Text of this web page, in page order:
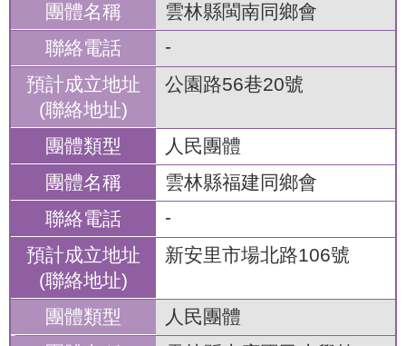
雲林縣閩南同鄉會
-
公園路56巷20號
人民團體
雲林縣福建同鄉會
-
新安里市場北路106號
人民團體